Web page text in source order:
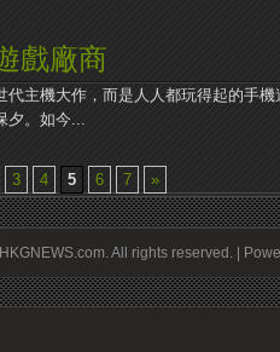
戲廠商
代主機大作，而是人人都玩得起的手
夕。如今...
3 4 5 6 7 »
All rights reserved. |